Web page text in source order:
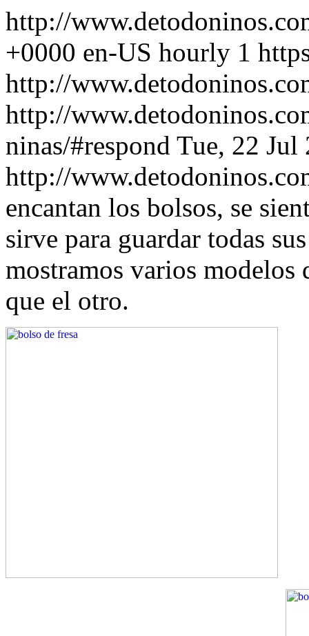
http://
+0000 en-US hourly 1
http://
http://
ninas/#respond Tue, 22 Jul
http://
encantan los bolsos, se
sirve para guardar todas
mostramos varios
que el otro.